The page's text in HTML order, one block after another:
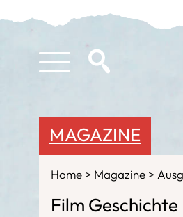
MAGAZINE
Home Magazine
Film